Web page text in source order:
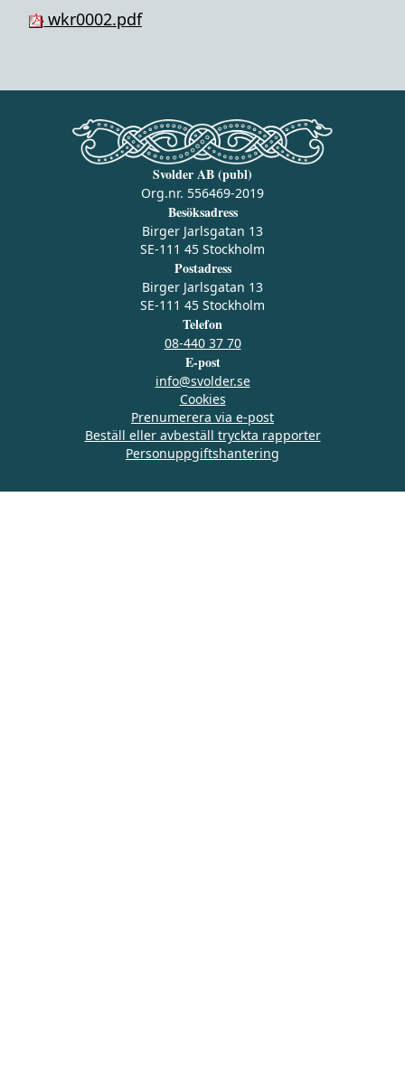
wkr0002.pdf
Svolder AB (publ)
Org.nr. 556469-2019
Besöksadress
Birger Jarlsgatan 13
SE-111 45 Stockholm
Postadress
Birger Jarlsgatan 13
SE-111 45 Stockholm
Telefon
08-440 37 70
E-post
info@svolder.se
Cookies
Prenumerera via e‑post
Beställ eller avbeställ tryckta rapporter
Personuppgiftshantering